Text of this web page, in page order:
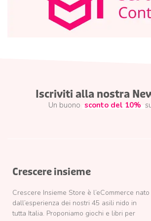
Iscriviti alla nostra
Un buono sconto del 10%
Crescere insieme
Crescere Insieme Store è l’eCommerce nato
dall’esperienza dei nostri 45 asili nido in
tutta Italia. Proponiamo giochi e libri per